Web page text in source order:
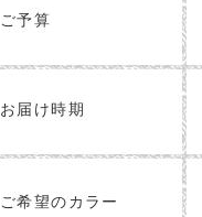
ご予算
お届け時期
ご希望のカラー